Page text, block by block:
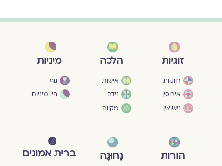
זוגיות
רווקות
אירוסין
נישואין
הלכה
אישות
נידה
מקווה
מיניות
גוף
חיי מיניות
הורות נָחוּגָה ברית אמונים